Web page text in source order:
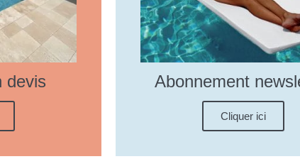
devis Abonnement
Cliquer ici